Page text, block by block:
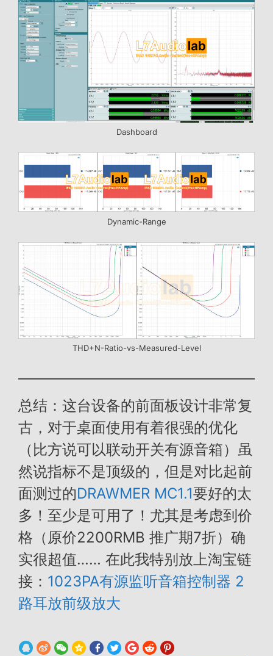
Dashboard
Dynamic-Range
THD+N-Ratio-vs-Measured-Level
总结：这台设备的前面板设计非常复
古，对于桌面使用有着很强的优化
（比方说可以联动开关有源音箱）虽
然说指标不是顶级的，但是对比起前
面测过的DRAWMER MC1.1要好的太
多！至少是可用了！尤其是考虑到价
格（原价2200RMB 推广期7折）确
实很超值…… 在此我特别放上淘宝链
接： 1023PA有源监听音箱控制器 2
路耳放前级放大